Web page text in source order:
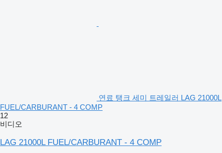
연료 탱크 세미 트레일러 LAG 21000L
FUEL/CARBURANT - 4 COMP
12
비디오
LAG 21000L FUEL/CARBURANT - 4 COMP